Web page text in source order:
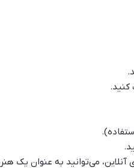
کنید.
می‌توانید به عنوان یک